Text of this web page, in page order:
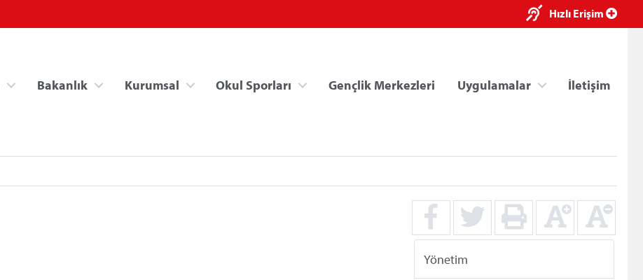
Hızlı Erişim
Bakanlık Kurumsal Okul Sporları Gençlik Merkezleri Uygulamalar İletişim
Yönetim
×